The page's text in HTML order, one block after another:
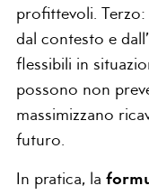
profittevoli.
dal contesto e
flessibili in
possono non
massimizzano
futuro.
In pratica, la